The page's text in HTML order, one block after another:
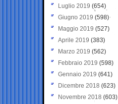
Luglio 2019 (654)
Giugno 2019 (598)
Maggio 2019 (527)
Aprile 2019 (383)
Marzo 2019 (562)
Febbraio 2019 (598)
Gennaio 2019 (641)
Dicembre 2018 (623)
Novembre 2018 (603)